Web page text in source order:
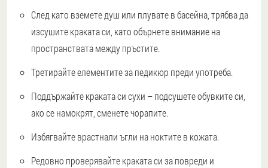
След като вземете душ или плувате в басейна, трябва да
изсушите краката си, като обърнете внимание на
пространствата между пръстите.
Третирайте елементите за педикюр преди употреба.
Поддържайте краката си сухи – подсушете обувките си,
ако се намокрят, сменете чорапите.
Избягвайте врастнали ъгли на ноктите в кожата.
Редовно проверявайте краката си за повреди и